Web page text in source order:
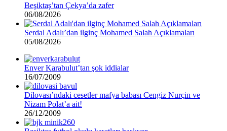
Beşiktaş’tan Çekya’da zafer
06/08/2026
Serdal Adalı’dan ilginç Mohamed Salah Açıklamaları
05/08/2026
Enver Karabulut’tan şok iddialar
16/07/2009
Dilovası’ndaki cesetler mafya babası Cengiz Nurçin ve
Nizam Polat’a ait!
26/12/2009